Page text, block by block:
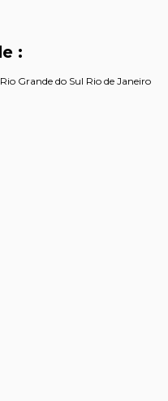
:
Rio Grande do Sul Rio de Janeiro